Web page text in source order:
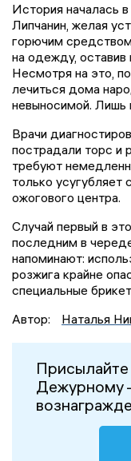
История началась
Липчанин, желая
горючим
на одежду, оставив
Несмотря на это,
лечиться дома
невыносимой. Лишь
Врачи
пострадали торс и
требуют
только усугубляет
ожогового центра.
Случай первый в
последним в
напоминают:
розжига крайне
специальные
Автор:
Наталья
Дежурному